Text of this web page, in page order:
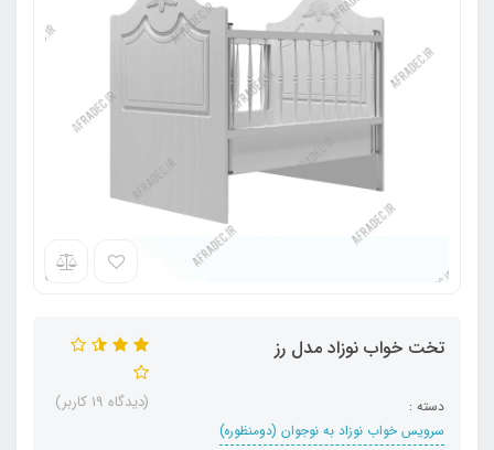
تخت خواب نوزاد مدل رز
دسته :
سرویس خواب نوزاد به نوجوان (دومنظوره)
(دیدگاه 19 کاربر)